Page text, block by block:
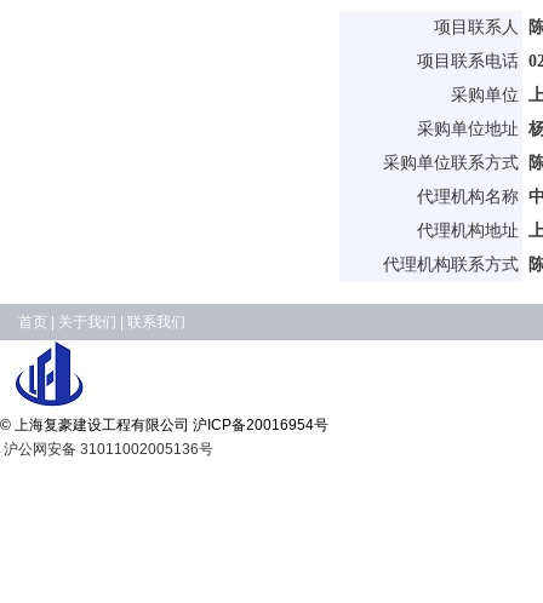
项目联系人
项目联系电话
采购单位
采购单位地址
采购单位联系方式
代理机构名称
代理机构地址
代理机构联系方式
首页 关于我们 联系我们
© 上海复豪建设工程有限公司 沪ICP备20016954号
沪公网安备 31011002005136号